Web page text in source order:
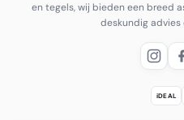
en tegels, wij bieden een breed
deskundig advies
iDEAL